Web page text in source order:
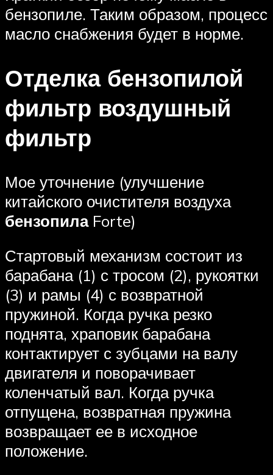
бензопиле. Таким образом, процесс
масло снабжения будет в норме.
Отделка бензопилой
фильтр воздушный
фильтр
Мое уточнение (улучшение
китайского очистителя воздуха
бензопилаForte)
Стартовый механизм состоит из
барабана (1) с тросом (2), рукоятки
(3) и рамы (4) с возвратной
пружиной. Когда ручка резко
поднята, храповик барабана
контактирует с зубцами на валу
двигателя и поворачивает
коленчатый вал. Когда ручка
отпущена, возвратная пружина
возвращает ее в исходное
положение.